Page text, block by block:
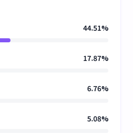
44.51%
17.87%
6.76%
5.08%